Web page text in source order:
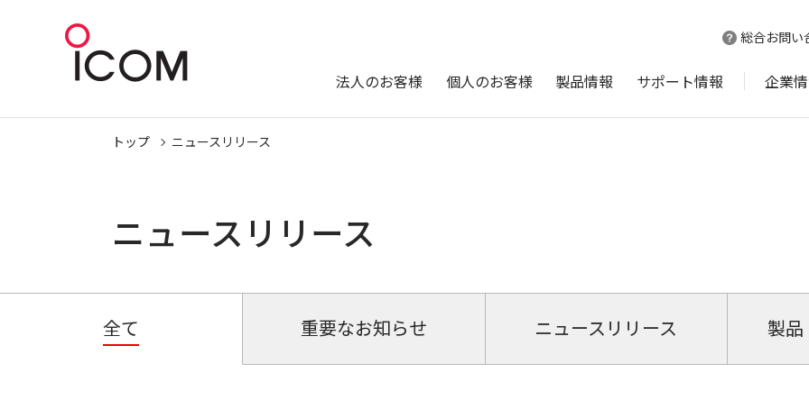
総合お問い
法人のお客様 個人のお客様 製品情報 サポート情報 企業
トップ ニュースリリース
ニュースリリース
全て 重要なお知らせ ニュースリリース 製品